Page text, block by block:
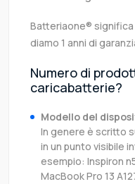
Batteriaone®
diamo 1 anni di
Numero di
caricabatterie?
Modello del
In genere è scritto
in un punto visibile
esempio: Inspiron
MacBook Pro 13